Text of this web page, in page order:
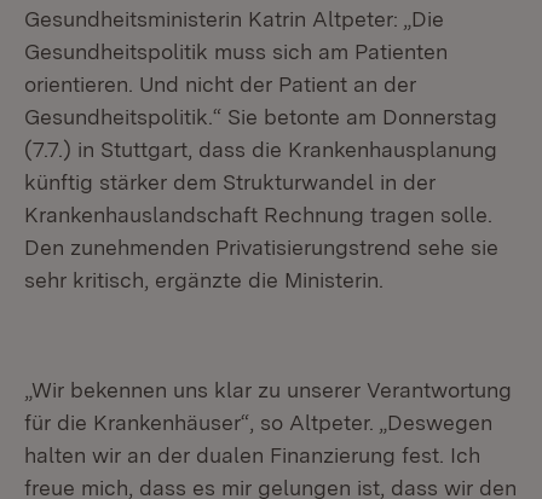
Gesundheitsministerin Katrin Altpeter: „Die
Gesundheitspolitik muss sich am Patienten
orientieren. Und nicht der Patient an der
Gesundheitspolitik.“ Sie betonte am Donnerstag
(7.7.) in Stuttgart, dass die Krankenhausplanung
künftig stärker dem Strukturwandel in der
Krankenhauslandschaft Rechnung tragen solle.
Den zunehmenden Privatisierungstrend sehe sie
sehr kritisch, ergänzte die Ministerin.
„Wir bekennen uns klar zu unserer Verantwortung
für die Krankenhäuser“, so Altpeter. „Deswegen
halten wir an der dualen Finanzierung fest. Ich
freue mich, dass es mir gelungen ist, dass wir den